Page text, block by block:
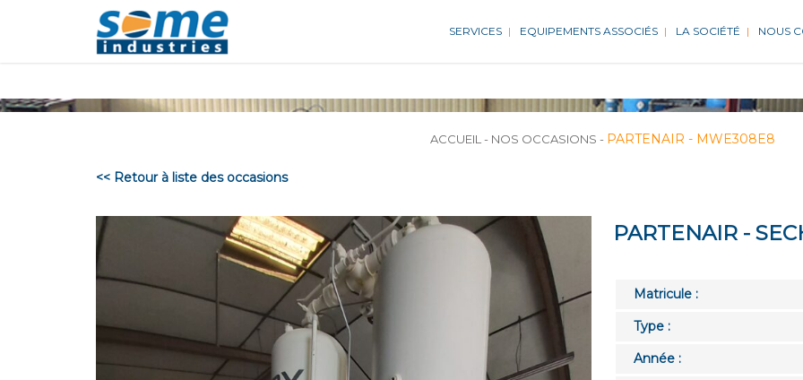
SERVICES EQUIPEMENTS ASSOCIÉS LA SOCIÉTÉ NOUS
ACCUEIL - NOS OCCASIONS - PARTENAIR - MWE308E8
<< Retour à liste des occasions
PARTENAIR -
Matricule :
Type :
Année :